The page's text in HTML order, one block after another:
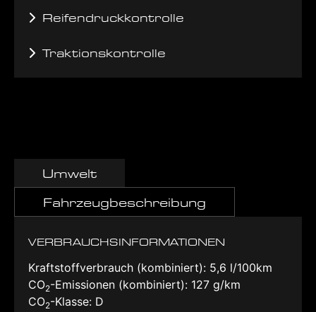
Reifendruckkontrolle
Traktionskontrolle
Umwelt
Fahrzeugbeschreibung
VERBRAUCHSINFORMATIONEN
Kraftstoffverbrauch (kombiniert): 5,6 l/100km
CO2-Emissionen (kombiniert): 127 g/km
CO2-Klasse: D